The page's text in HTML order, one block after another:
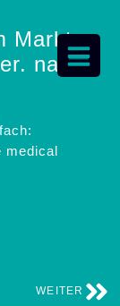
Markt –
nat.
medical
WEITER